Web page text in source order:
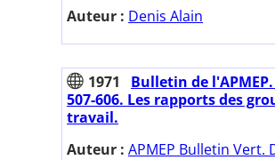
Auteur : Denis Alain
1971
Bulletin de l'APMEP.
507-606. Les rapports des
travail.
Auteur : APMEP Bulletin Vert.